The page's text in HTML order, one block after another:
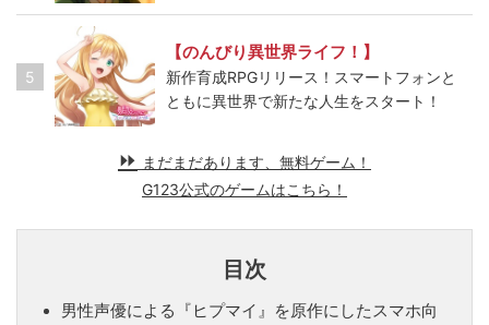
5
【のんびり異世界ライフ！】
新作育成RPGリリース！スマートフォンと
ともに異世界で新たな人生をスタート！
まだまだあります、無料ゲーム！
G123公式のゲームはこちら！
目次
男性声優による『ヒプマイ』を原作にしたスマホ向